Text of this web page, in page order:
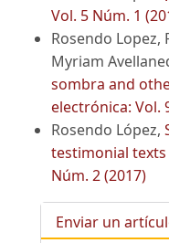
Vol. 5 Núm. 1
Rosendo Lopez,
Myriam
sombra and
electrónica: Vol.
Rosendo López,
testimonial texts
Núm. 2 (2017)
Enviar un